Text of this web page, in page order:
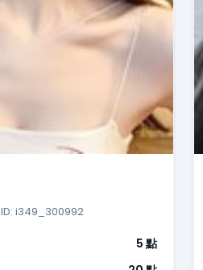
ID: i349_300992
5 點